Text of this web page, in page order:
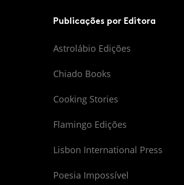
Publicações por Editora
Astrolábio Edições
Chiado Books
Cooking Stories
Flamingo Edições
Lisbon International Press
Poesia Impossível